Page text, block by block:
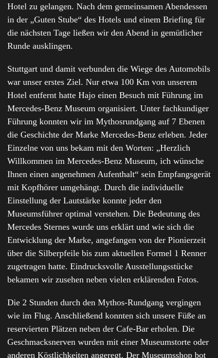
Hotel zu gelangen. Nach dem gemeinsamen Abendessen
in der „Guten Stube“ des Hotels und einem Briefing für
die nächsten Tage ließen wir den Abend in gemütlicher
Runde ausklingen.
Stuttgart und damit verbunden die Wiege des Automobils
war unser erstes Ziel. Nur etwa 100 Km von unserem
Hotel entfernt hatte Hajo einen Besuch mit Führung im
Mercedes-Benz Museum organisiert. Unter fachkundiger
Führung konnten wir im Mythosrundgang auf 7 Ebenen
die Geschichte der Marke Mercedes-Benz erleben. Jeder
Einzelne von uns bekam mit den Worten: „Herzlich
Willkommen im Mercedes-Benz Museum, ich wünsche
Ihnen einen angenehmen Aufenthalt“ sein Empfangsgerät
mit Kopfhörer umgehängt. Durch die individuelle
Einstellung der Lautstärke konnte jeder den
Museumsführer optimal verstehen. Die Bedeutung des
Mercedes Sternes wurde uns erklärt und wie sich die
Entwicklung der Marke, angefangen von der Pionierzeit
über die Silberpfeile bis zum aktuellen Formel 1 Renner
zugetragen hatte. Eindrucksvolle Ausstellungsstücke
bekamen wir zusehen neben vielen erklärenden Fotos.
Die 2 Stunden durch den Mythos-Rundgang vergingen
wie im Flug. Anschließend konnten sich unsere Füße an
reservierten Plätzen neben der Cafe-Bar erholen. Die
Geschmacksnerven wurden mit einer Museumstorte oder
anderen Köstlichkeiten angeregt. Der Museumsshop bot